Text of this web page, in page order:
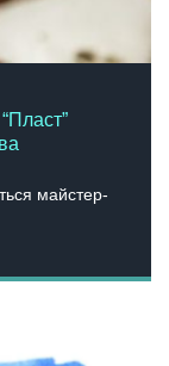
майстер-